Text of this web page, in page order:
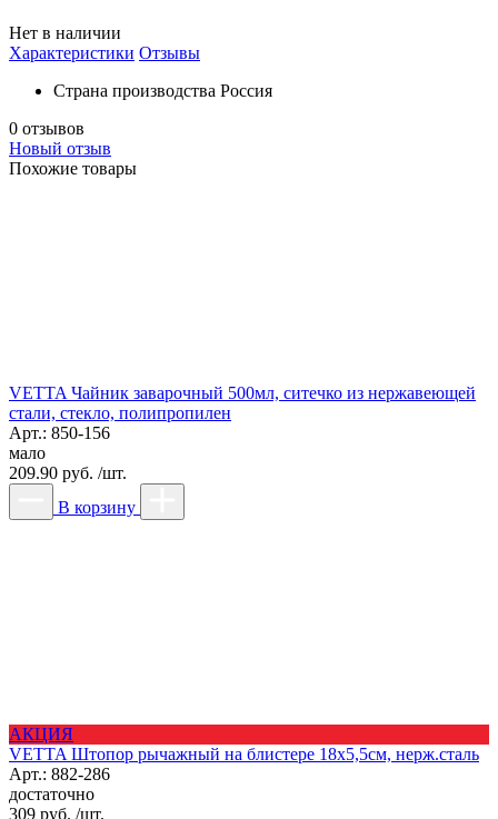
Нет в наличии
Характеристики Отзывы
Страна производства Россия
0 отзывов
Новый отзыв
Похожие товары
VETTA Чайник заварочный 500мл, ситечко из нержавеющей
стали, стекло, полипропилен
Арт.: 850-156
мало
209.90 руб. /шт.
В корзину
АКЦИЯ
VETTA Штопор рычажный на блистере 18х5,5см, нерж.сталь
Арт.: 882-286
достаточно
309 руб. /шт.